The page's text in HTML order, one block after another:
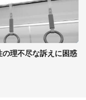
理不尽な訴えに困惑